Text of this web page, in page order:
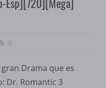
0
Drama que es
Dr. Romantic 3